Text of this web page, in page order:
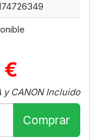
y CANON Incluido
Comprar